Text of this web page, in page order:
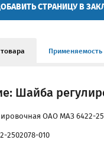
СТРАНИЦУ В
Применяемость
Шайба
ОАО МАЗ 6422-
2502078-010